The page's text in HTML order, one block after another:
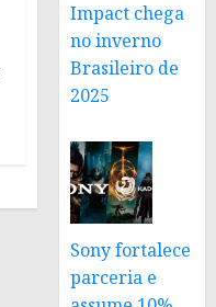
Impact chega
no inverno
Brasileiro de
2025
Sony fortalece
parceria e